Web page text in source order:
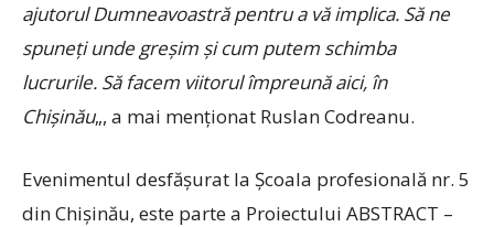
ajutorul Dumneavoastră pentru a vă implica. Să ne
spuneți unde greșim și cum putem schimba
lucrurile. Să facem viitorul împreună aici, în
Chișinău„, a mai menționat Ruslan Codreanu.
Evenimentul desfășurat la Școala profesională nr. 5
din Chișinău, este parte a Proiectului ABSTRACT –